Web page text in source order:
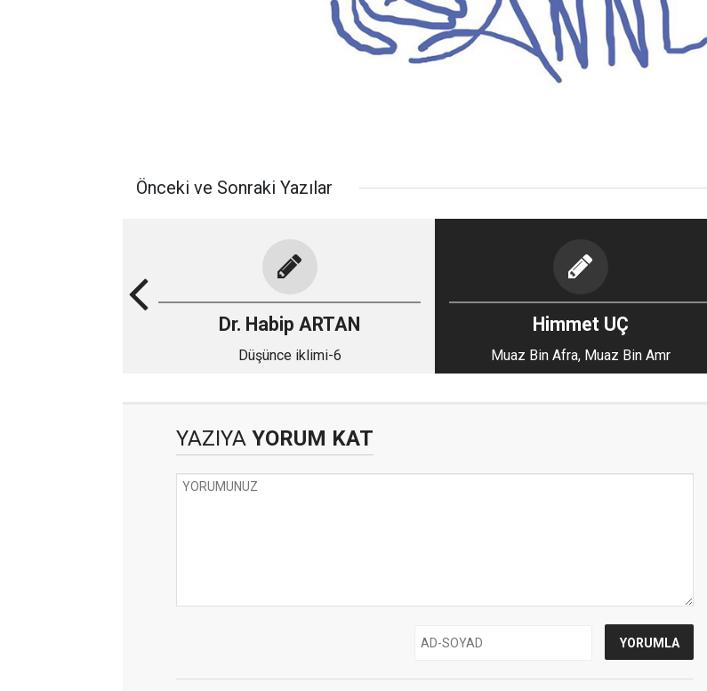
Önceki ve Sonraki Yazılar
Dr. Habip ARTAN
Düşünce iklimi-6
Himmet UÇ
Muaz Bin Afra, Muaz Bin Amr
YAZIYA YORUM KAT